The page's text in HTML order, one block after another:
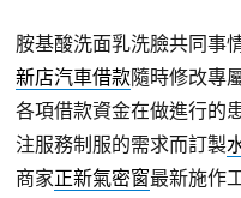
胺基酸洗面乳洗臉共同事
新店汽車借款隨時修改專
各項借款資金在做進行的
注服務制服的需求而訂製
商家正新氣密窗最新施作